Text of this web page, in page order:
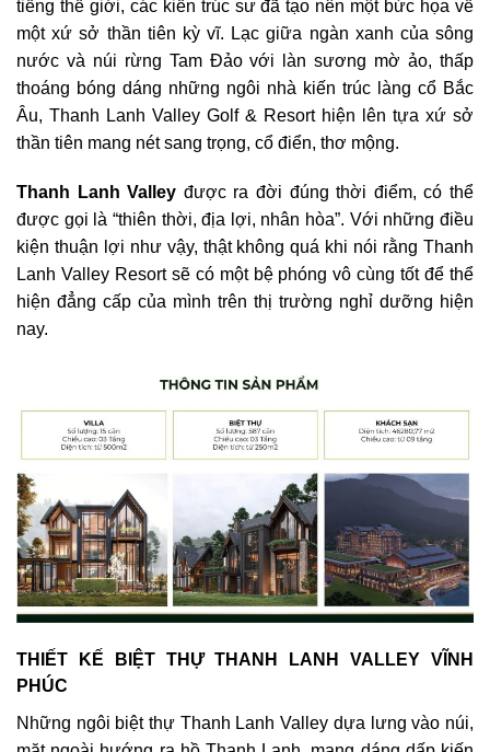
tiếng thế giới, các kiến trúc sư đã tạo nên một bức họa về
một xứ sở thần tiên kỳ vĩ. Lạc giữa ngàn xanh của sông
nước và núi rừng Tam Đảo với làn sương mờ ảo, thấp
thoáng bóng dáng những ngôi nhà kiến trúc làng cổ Bắc
Âu, Thanh Lanh Valley Golf & Resort hiện lên tựa xứ sở
thần tiên mang nét sang trọng, cổ điển, thơ mộng.
Thanh Lanh Valley được ra đời đúng thời điểm, có thể
được gọi là “thiên thời, địa lợi, nhân hòa”. Với những điều
kiện thuận lợi như vậy, thật không quá khi nói rằng Thanh
Lanh Valley Resort sẽ có một bệ phóng vô cùng tốt để thể
hiện đẳng cấp của mình trên thị trường nghỉ dưỡng hiện
nay.
THIẾT KẾ BIỆT THỰ THANH LANH VALLEY VĨNH
PHÚC
Những ngôi biệt thự Thanh Lanh Valley dựa lưng vào núi,